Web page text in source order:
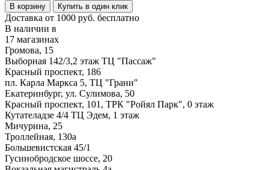
В корзину Купить в один клик
Доставка от 1000 руб. бесплатно
В наличии в
17 магазинах
Громова, 15
Выборная 142/3,2 этаж ТЦ "Пассаж"
Красный проспект, 186
пл. Карла Маркса 5, ТЦ "Грани"
Екатеринбург, ул. Сулимова, 50
Красный проспект, 101, ТРК "Ройял Парк", 0 этаж
Кутателадзе 4/4 ТЦ Эдем, 1 этаж
Мичурина, 25
Троллейная, 130а
Большевистская 45/1
Гусинобродское шоссе, 20